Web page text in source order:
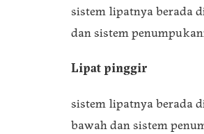
sistem lipatnya berada
dan sistem
Lipat pinggir
sistem lipatnya berada
bawah dan sistem